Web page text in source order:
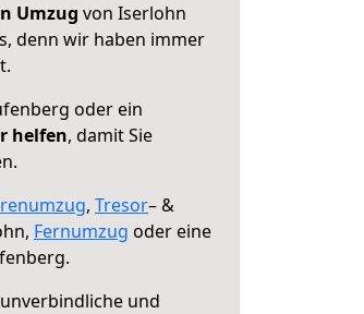
Umzug von Iserlohn
denn wir haben immer
oder ein
helfen, damit Sie
, Tresor– &
Fernumzug oder eine
und